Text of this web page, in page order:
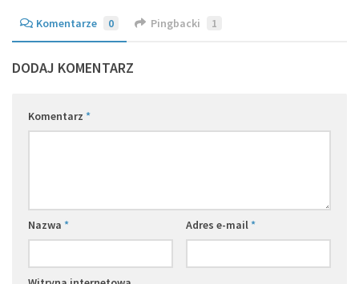
Komentarze 0 Pingbacki 1
DODAJ KOMENTARZ
Komentarz *
Nazwa * Adres e-mail*